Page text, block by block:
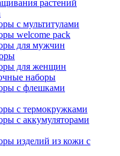
растений
с мультитулами
welcome pack
для мужчин
для женщин
наборы
с флешками
с термокружками
с аккумуляторами
изделий из кожи с